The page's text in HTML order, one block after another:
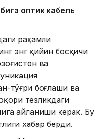
оптик кабель
рақамли
энг қийин босқичи
ва
тўғри боғлаши ва
тезликдаги
айланиши керак. Бу
хабар берди.